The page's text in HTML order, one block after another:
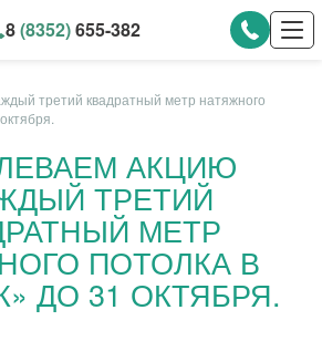
8(8352)655-382
третий квадратный метр натяжного
АКЦИЮ
ТРЕТИЙ
МЕТР
ПОТОЛКА В
ДО 31 ОКТЯБРЯ.